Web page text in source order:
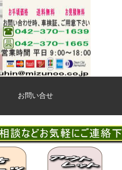
お問い合せ